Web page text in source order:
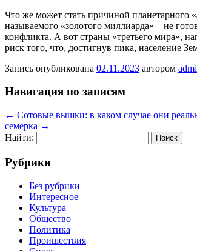
Что же может стать причиной планетарного
называемого «золотого миллиарда» – не
конфликта. А вот страны «третьего мира»,
риск того, что, достигнув пика, население
Запись опубликована 02.11.2023 автором
Навигация по записям
← Сотовые вышки: в каком случае они
семерка →
Найти:
Рубрики
Без рубрики
Интересное
Культура
Общество
Политика
Проишествия